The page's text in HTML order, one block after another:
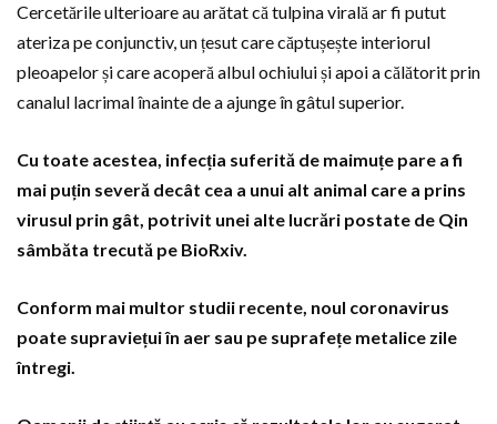
Cercetările ulterioare au arătat că tulpina virală ar fi putut
ateriza pe conjunctiv, un țesut care căptușește interiorul
pleoapelor și care acoperă albul ochiului și apoi a călătorit prin
canalul lacrimal înainte de a ajunge în gâtul superior.
Cu toate acestea, infecția suferită de maimuțe pare a fi
mai puțin severă decât cea a unui alt animal care a prins
virusul prin gât, potrivit unei alte lucrări postate de Qin
sâmbăta trecută pe BioRxiv.
Conform mai multor studii recente, noul coronavirus
poate supraviețui în aer sau pe suprafețe metalice zile
întregi.